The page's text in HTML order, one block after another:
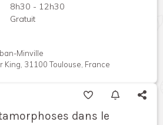
8h30 - 12h30
Gratuit
Minville
King, 31100 Toulouse, France
dans le